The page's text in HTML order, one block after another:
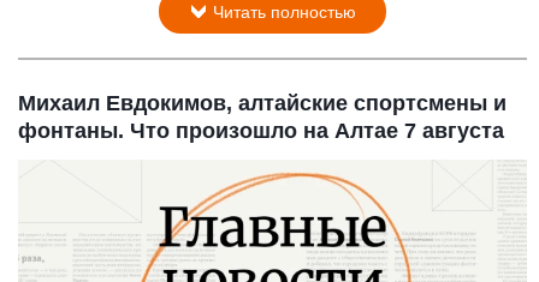
Читать полностью
Михаил Евдокимов, алтайские спортсмены и
фонтаны. Что произошло на Алтае 7 августа